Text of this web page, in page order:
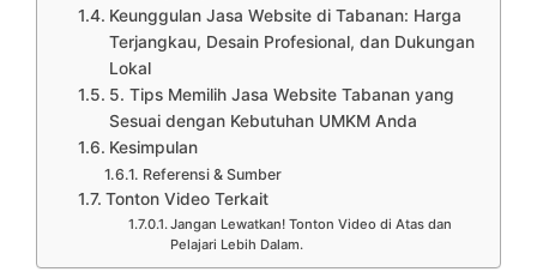
Keunggulan Jasa Website di Tabanan: Harga
Terjangkau, Desain Profesional, dan Dukungan
Lokal
5. Tips Memilih Jasa Website Tabanan yang
Sesuai dengan Kebutuhan UMKM Anda
Kesimpulan
Referensi & Sumber
Tonton Video Terkait
Jangan Lewatkan! Tonton Video di Atas dan
Pelajari Lebih Dalam.